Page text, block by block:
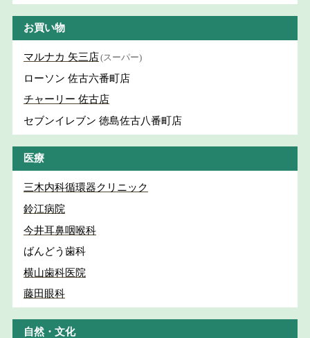
お買い物
マルナカ 矢三店(スーパー)
ローソン 佐古六番町店
チャーリー 佐古店
セブンイレブン 徳島佐古八番町店
医療
三木内科循環器クリニック
鈴江病院
今井耳鼻咽喉科
ばんどう歯科
横山歯科医院
藤田眼科
自然・文化